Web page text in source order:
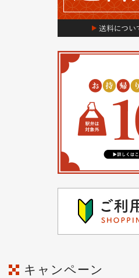
キャンペーン